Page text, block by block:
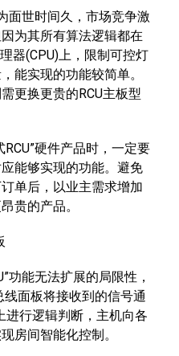
世时间久，市场竞争激
为其所有算法逻辑都在
器(CPU)上，限制可控灯
能实现的功能较简单。
更换更贵的RCU主板型
硬件产品时，一定要
能够实现的功能。避免
单后，以业主需求增加
贵的产品。
能无法扩展的局限性，
线面板将接收到的信号通
行逻辑判断，主机向各
房间智能化控制。